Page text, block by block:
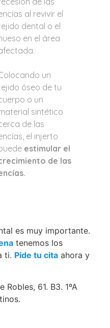
al revivir el
dental o el
en el área
un
óseo de tu
o un
sintético
de las
el injerto
estimular el
de las
es muy importante.
tenemos los
ti. Pide tu cita ahora y
Robles, 61. B3. 1ºA